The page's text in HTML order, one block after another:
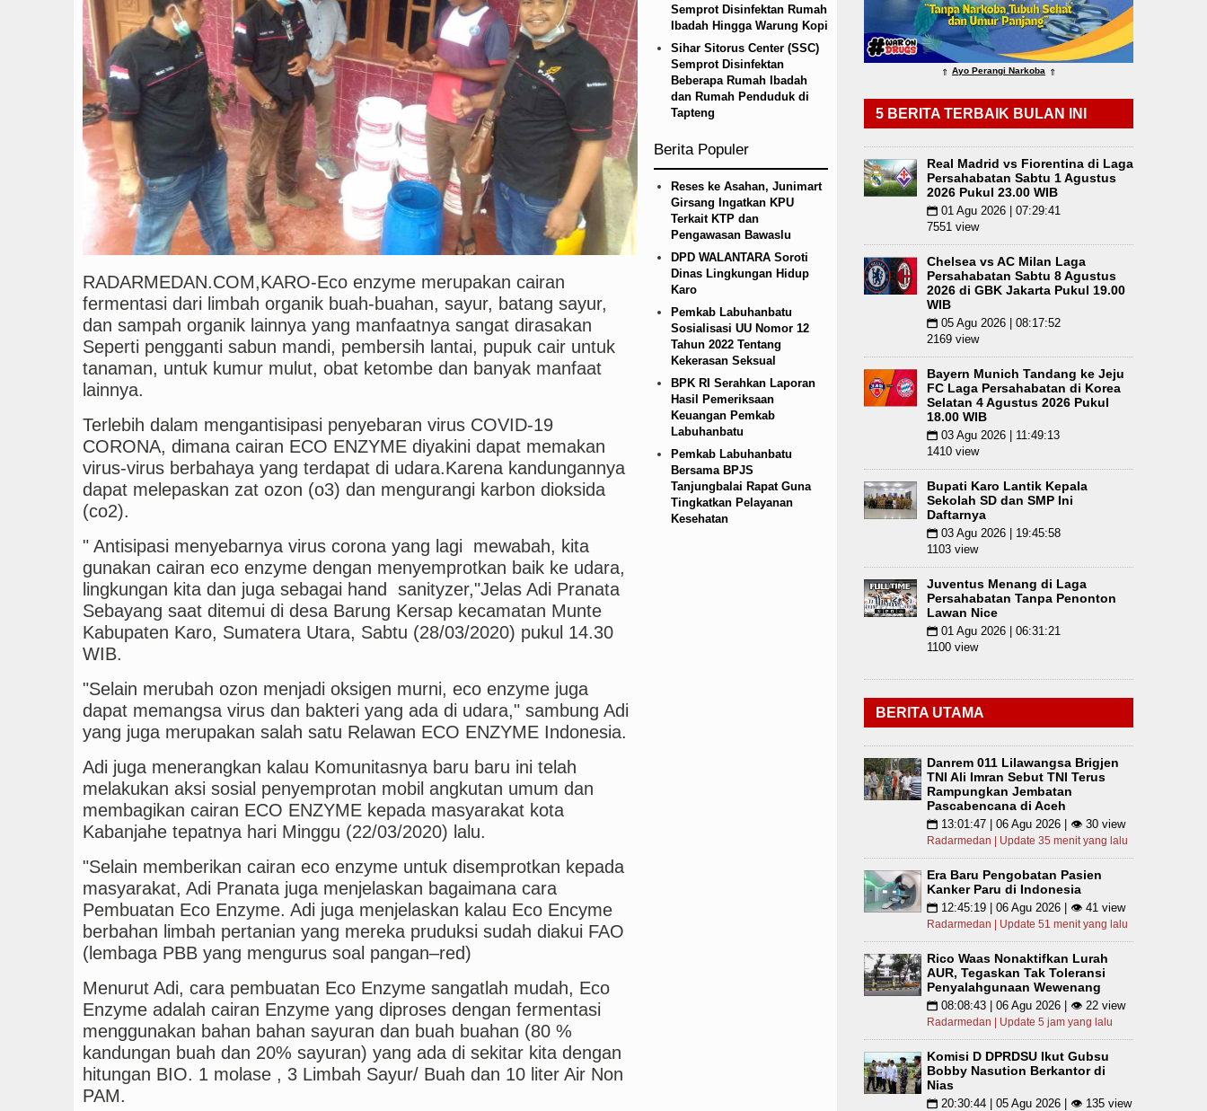
Rico Waas Nonaktifkan Lurah AUR, Tegaskan Tak Toleransi Penyalahgunaan Wewenang Sebut LSL Pengidap HIV/AIDS
RADARMEDAN.COM,KARO-Eco enzyme merupakan cairan
fermentasi dari limbah organik buah-buahan, sayur, batang sayur,
dan sampah organik lainnya yang manfaatnya sangat dirasakan
Seperti pengganti sabun mandi, pembersih lantai, pupuk cair untuk
tanaman, untuk kumur mulut, obat ketombe dan banyak manfaat
lainnya.
Terlebih dalam mengantisipasi penyebaran virus COVID-19
CORONA, dimana cairan ECO ENZYME diyakini dapat memakan
virus-virus berbahaya yang terdapat di udara.Karena kandungannya
dapat melepaskan zat ozon (o3) dan mengurangi karbon dioksida
(co2).
" Antisipasi menyebarnya virus corona yang lagi mewabah, kita
gunakan cairan eco enzyme dengan menyemprotkan baik ke udara,
lingkungan kita dan juga sebagai hand sanityzer,"Jelas Adi Pranata
Sebayang saat ditemui di desa Barung Kersap kecamatan Munte
Kabupaten Karo, Sumatera Utara, Sabtu (28/03/2020) pukul 14.30
WIB.
"Selain merubah ozon menjadi oksigen murni, eco enzyme juga
dapat memangsa virus dan bakteri yang ada di udara," sambung Adi
yang juga merupakan salah satu Relawan ECO ENZYME Indonesia.
Adi juga menerangkan kalau Komunitasnya baru baru ini telah
melakukan aksi sosial penyemprotan mobil angkutan umum dan
membagikan cairan ECO ENZYME kepada masyarakat kota
Kabanjahe tepatnya hari Minggu (22/03/2020) lalu.
"Selain memberikan cairan eco enzyme untuk disemprotkan kepada
masyarakat, Adi Pranata juga menjelaskan bagaimana cara
Pembuatan Eco Enzyme. Adi juga menjelaskan kalau Eco Encyme
berbahan limbah pertanian yang mereka pruduksi sudah diakui FAO
(lembaga PBB yang mengurus soal pangan–red)
Menurut Adi, cara pembuatan Eco Enzyme sangatlah mudah, Eco
Enzyme adalah cairan Enzyme yang diproses dengan fermentasi
menggunakan bahan bahan sayuran dan buah buahan (80 %
kandungan buah dan 20% sayuran) yang ada di sekitar kita dengan
hitungan BIO. 1 molase , 3 Limbah Sayur/ Buah dan 10 liter Air Non
PAM.
Semprot Disinfektan Rumah
Ibadah Hingga Warung Kopi
Sihar Sitorus Center (SSC)
Semprot Disinfektan
Beberapa Rumah Ibadah
dan Rumah Penduduk di
Tapteng
Berita Populer
Reses ke Asahan, Junimart
Girsang Ingatkan KPU
Terkait KTP dan
Pengawasan Bawaslu
DPD WALANTARA Soroti
Dinas Lingkungan Hidup
Karo
Pemkab Labuhanbatu
Sosialisasi UU Nomor 12
Tahun 2022 Tentang
Kekerasan Seksual
BPK RI Serahkan Laporan
Hasil Pemeriksaan
Keuangan Pemkab
Labuhanbatu
Pemkab Labuhanbatu
Bersama BPJS
Tanjungbalai Rapat Guna
Tingkatkan Pelayanan
Kesehatan
⇑ Ayo Perangi Narkoba ⇑
5 BERITA TERBAIK BULAN INI
Real Madrid vs Fiorentina di Laga
Persahabatan Sabtu 1 Agustus
2026 Pukul 23.00 WIB
📅 01 Agu 2026 | 07:29:41
7551 view
Chelsea vs AC Milan Laga
Persahabatan Sabtu 8 Agustus
2026 di GBK Jakarta Pukul 19.00
WIB
📅 05 Agu 2026 | 08:17:52
2169 view
Bayern Munich Tandang ke Jeju
FC Laga Persahabatan di Korea
Selatan 4 Agustus 2026 Pukul
18.00 WIB
📅 03 Agu 2026 | 11:49:13
1410 view
Bupati Karo Lantik Kepala
Sekolah SD dan SMP Ini
Daftarnya
📅 03 Agu 2026 | 19:45:58
1103 view
Juventus Menang di Laga
Persahabatan Tanpa Penonton
Lawan Nice
📅 01 Agu 2026 | 06:31:21
1100 view
BERITA UTAMA
Danrem 011 Lilawangsa Brigjen
TNI Ali Imran Sebut TNI Terus
Rampungkan Jembatan
Pascabencana di Aceh
📅 13:01:47 | 06 Agu 2026 | 👁 30 view
Radarmedan | Update 35 menit yang lalu
Era Baru Pengobatan Pasien
Kanker Paru di Indonesia
📅 12:45:19 | 06 Agu 2026 | 👁 41 view
Radarmedan | Update 51 menit yang lalu
Rico Waas Nonaktifkan Lurah
AUR, Tegaskan Tak Toleransi
Penyalahgunaan Wewenang
📅 08:08:43 | 06 Agu 2026 | 👁 22 view
Radarmedan | Update 5 jam yang lalu
Komisi D DPRDSU Ikut Gubsu
Bobby Nasution Berkantor di
Nias
📅 20:30:44 | 05 Agu 2026 | 👁 135 view